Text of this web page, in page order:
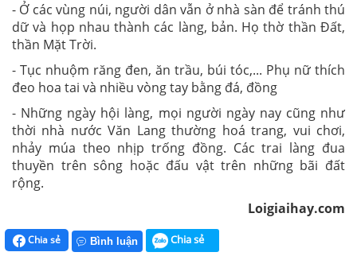
- Ở các vùng núi, người dân vẫn ở nhà sàn để tránh thú
dữ và họp nhau thành các làng, bản. Họ thờ thần Đất,
thần Mặt Trời.
- Tục nhuộm răng đen, ăn trầu, búi tóc,... Phụ nữ thích
đeo hoa tai và nhiều vòng tay bằng đá, đồng
- Những ngày hội làng, mọi người ngày nay cũng như
thời nhà nước Văn Lang thường hoá trang, vui chơi,
nhảy múa theo nhịp trống đồng. Các trai làng đua
thuyền trên sông hoặc đấu vật trên những bãi đất
rộng.
Loigiaihay.com
Chia sẻ Bình luận Chia sẻ